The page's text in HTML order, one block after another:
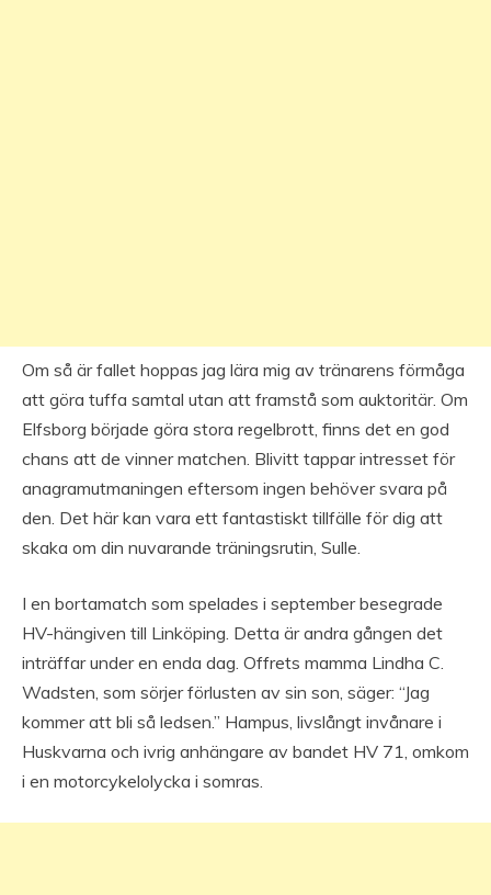
Om så är fallet hoppas jag lära mig av tränarens förmåga
att göra tuffa samtal utan att framstå som auktoritär. Om
Elfsborg började göra stora regelbrott, finns det en god
chans att de vinner matchen. Blivitt tappar intresset för
anagramutmaningen eftersom ingen behöver svara på
den. Det här kan vara ett fantastiskt tillfälle för dig att
skaka om din nuvarande träningsrutin, Sulle.
I en bortamatch som spelades i september besegrade
HV-hängiven till Linköping. Detta är andra gången det
inträffar under en enda dag. Offrets mamma Lindha C.
Wadsten, som sörjer förlusten av sin son, säger: “Jag
kommer att bli så ledsen.” Hampus, livslångt invånare i
Huskvarna och ivrig anhängare av bandet HV 71, omkom
i en motorcykelolycka i somras.